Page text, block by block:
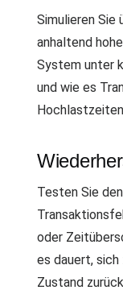
Simulieren Sie
anhaltend
System unter
und wie es
Testen Sie
oder
es dauert, sich
Zustand